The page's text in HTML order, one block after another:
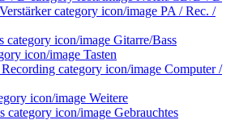
PA / Rec. /
Gitarre/Bass
Tasten
Computer /
Weitere
Gebrauchtes